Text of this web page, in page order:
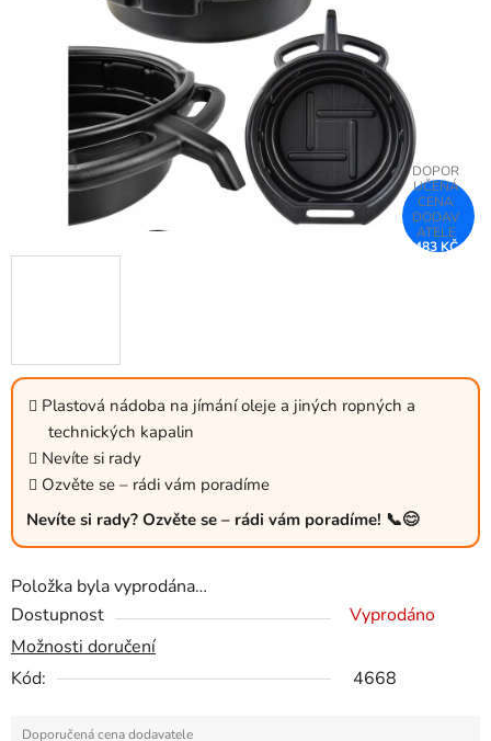
Plastová nádoba na jímání oleje a jiných ropných a
technických kapalin
Nevíte si rady
Ozvěte se – rádi vám poradíme
Nevíte si rady? Ozvěte se – rádi vám poradíme! 📞😊
Položka byla vyprodána…
Dostupnost
Vyprodáno
Možnosti doručení
Kód:
4668
483 KČ